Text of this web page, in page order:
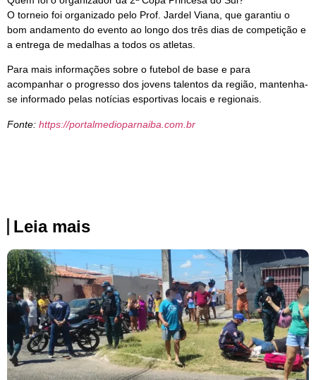
O torneio foi organizado pelo Prof. Jardel Viana, que garantiu o
bom andamento do evento ao longo dos três dias de competição e
a entrega de medalhas a todos os atletas.
Para mais informações sobre o futebol de base e para
acompanhar o progresso dos jovens talentos da região, mantenha-
se informado pelas notícias esportivas locais e regionais.
Fonte: https://portalmedioparnaiba.com.br
Leia mais